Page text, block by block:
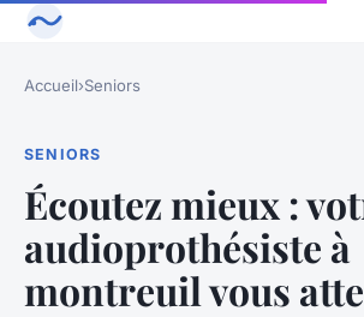
Accueil›Seniors
SENIORS
Écoutez mieux :
audioprothésiste à
montreuil vous